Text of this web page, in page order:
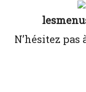
N’hésitez pas